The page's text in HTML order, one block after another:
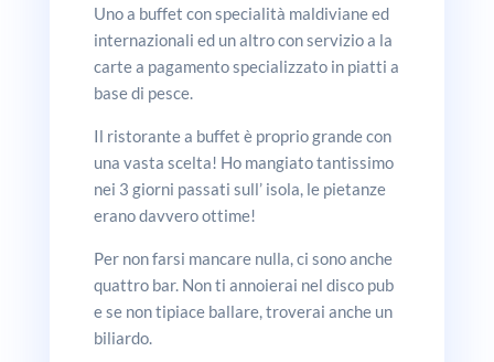
Uno a buffet con specialità maldiviane ed
internazionali ed un altro con servizio a la
carte a pagamento specializzato in piatti a
base di pesce.
Il ristorante a buffet è proprio grande con
una vasta scelta! Ho mangiato tantissimo
nei 3 giorni passati sull’ isola, le pietanze
erano davvero ottime!
Per non farsi mancare nulla, ci sono anche
quattro bar. Non ti annoierai nel disco pub
e se non tipiace ballare, troverai anche un
biliardo.